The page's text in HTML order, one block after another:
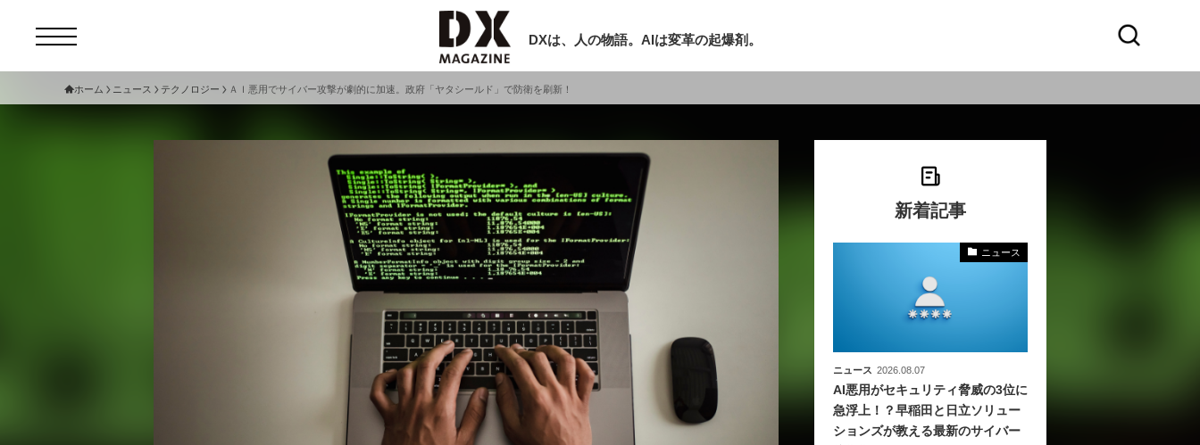
DXは、人の物語。AIは変革の起爆剤。
セミナー ニュース
サービスメニュー 日本オムニチャネル協会
トップページ
特集
動画
サイトマップ
お問い合わせ
個人情報保護法について
運営会社
現在開催予定のセミナー
セミナー
【8/12開催】「イノベーションを数値化
する」～投資される事業の基準と、終活
DX「SouSou」に学ぶ資金調達・巻き込
みのリアル～
2026-06-10
ホーム ニュース テクノロジー ＡＩ悪用でサイバー攻撃が劇的に加速。政府「ヤタシールド」で防衛を刷新！
新着記事
ニュース
ニュース 2026.08.07
AI悪用がセキュリティ脅威の3位に
急浮上！？早稲田と日立ソリュー
ションズが教える最新のサイバー